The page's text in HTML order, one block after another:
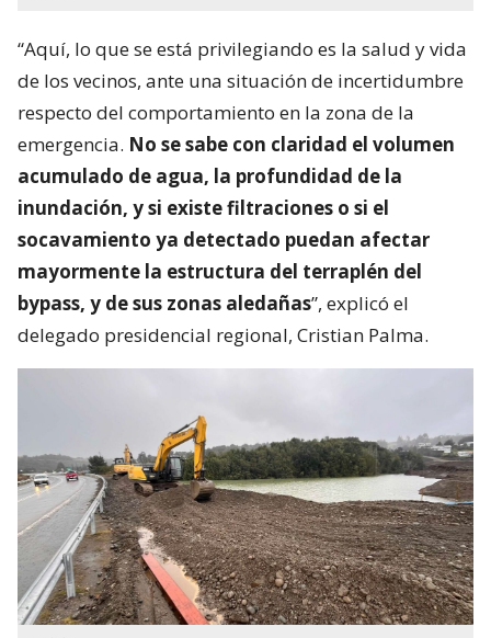
“Aquí, lo que se está privilegiando es la salud y vida
de los vecinos, ante una situación de incertidumbre
respecto del comportamiento en la zona de la
emergencia. No se sabe con claridad el volumen
acumulado de agua, la profundidad de la
inundación, y si existe filtraciones o si el
socavamiento ya detectado puedan afectar
mayormente la estructura del terraplén del
bypass, y de sus zonas aledañas”, explicó el
delegado presidencial regional, Cristian Palma.